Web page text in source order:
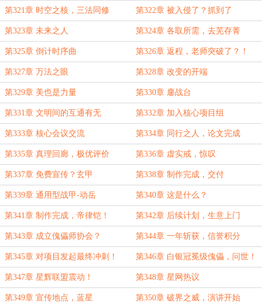
利？
第321章 时空之核，三法同修 第322章 被入侵了？抓到了
第323章 未来之人 第324章 各取所需，去芜存菁
第325章 倒计时序曲 第326章 返程，老师突破了？！
第327章 万法之眼 第328章 改变的开端
第329章 美也是力量 第330章 鏖战台
第331章 文明间的互通有无 第332章 加入核心项目组
第333章 核心会议交流 第334章 同行之人，论文完成
第335章 真理回廊，极优评价 第336章 虚实戒，惊叹
第337章 免费宣传？玄甲 第338章 制作完成，交付
第339章 通用型战甲-动岳 第340章 这是什么？
第341章 制作完成，帝律铠！ 第342章 后续计划，生意上门
第343章 成立傀儡师协会？ 第344章 一年斩获，信誉积分
第345章 对项目发起最终冲刺！ 第346章 白银冠冕级傀儡，问世！
第347章 星辉联盟震动！ 第348章 星网热议
第349章 宣传地点，蓝星 第350章 破界之威，演讲开始